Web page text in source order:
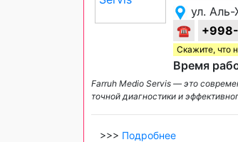
ул. Аль-
☎
Скажите, что
Время
Farruh Medio Servis — это
точной диагностики и
>>> Подробнее